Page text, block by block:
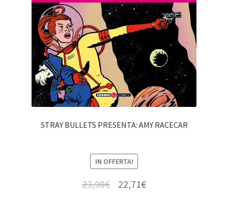
STRAY BULLETS PRESENTA: AMY RACECAR
IN OFFERTA!
23,90€ 22,71€